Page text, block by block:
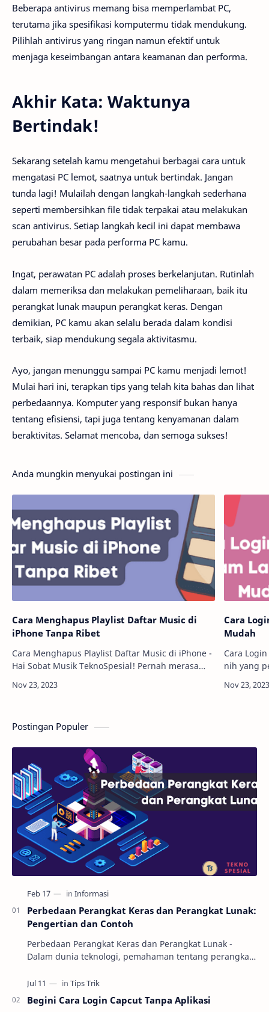
Beberapa antivirus memang bisa memperlambat PC,
terutama jika spesifikasi komputermu tidak mendukung.
Pilihlah antivirus yang ringan namun efektif untuk
menjaga keseimbangan antara keamanan dan performa.
Akhir Kata: Waktunya
Bertindak!
Sekarang setelah kamu mengetahui berbagai cara untuk
mengatasi PC lemot, saatnya untuk bertindak. Jangan
tunda lagi! Mulailah dengan langkah-langkah sederhana
seperti membersihkan file tidak terpakai atau melakukan
scan antivirus. Setiap langkah kecil ini dapat membawa
perubahan besar pada performa PC kamu.
Ingat, perawatan PC adalah proses berkelanjutan. Rutinlah
dalam memeriksa dan melakukan pemeliharaan, baik itu
perangkat lunak maupun perangkat keras. Dengan
demikian, PC kamu akan selalu berada dalam kondisi
terbaik, siap mendukung segala aktivitasmu.
Ayo, jangan menunggu sampai PC kamu menjadi lemot!
Mulai hari ini, terapkan tips yang telah kita bahas dan lihat
perbedaannya. Komputer yang responsif bukan hanya
tentang efisiensi, tapi juga tentang kenyamanan dalam
beraktivitas. Selamat mencoba, dan semoga sukses!
Anda mungkin menyukai postingan ini
Cara Menghapus Playlist Daftar Music di
iPhone Tanpa Ribet
Cara Menghapus Playlist Daftar Music di iPhone -
Hai Sobat Musik TeknoSpesial! Pernah merasa
gara daftar putar yang tak terhitung jumlahny…
Cara
Mudah
Cara
nih yang
sudah
Postingan Populer
Perbedaan Perangkat Keras dan Perangkat Lunak:
Pengertian dan Contoh
Perbedaan Perangkat Keras dan Perangkat Lunak -
Dalam dunia teknologi, pemahaman tentang perangkat
Begini Cara Login Capcut Tanpa Aplikasi